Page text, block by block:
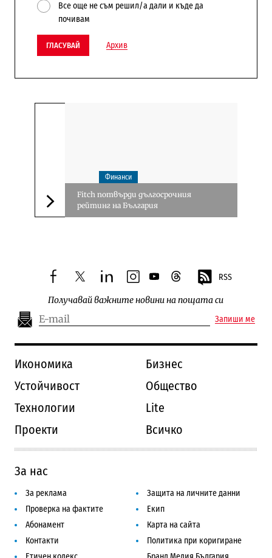
Все още не съм решил/а дали и къде да
почивам
ГЛАСУВАЙ Архив
Следваща новина
Финанси
Fitch потвърди дългосрочния
рейтинг на България
facebooktwitterlinkedininstagram
youtubethreads RSS
Получавай важните новини на пощата си
Запиши ме
Икономика
Бизнес
Устойчивост
Общество
Технологии
Lite
Проекти
Всичко
За нас
За реклама
Защита на личните данни
Проверка на фактите
Екип
Абонамент
Карта на сайта
Контакти
Политика при коригиране